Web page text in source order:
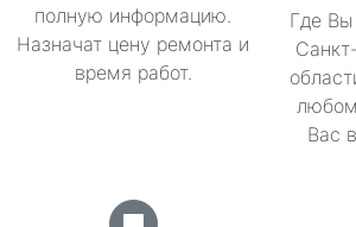
полную информацию.
Назначат цену ремонта и
время работ.
Где Вы
Вас